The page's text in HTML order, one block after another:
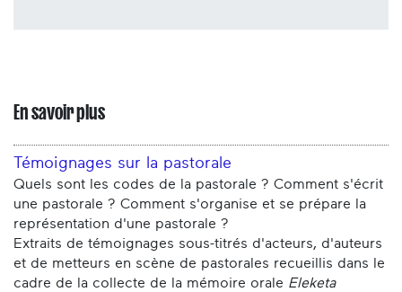
En savoir plus
Témoignages sur la pastorale
Quels sont les codes de la pastorale ? Comment s'écrit
une pastorale ? Comment s'organise et se prépare la
représentation d'une pastorale ?
Extraits de témoignages sous-titrés d'acteurs, d'auteurs
et de metteurs en scène de pastorales recueillis dans le
cadre de la collecte de la mémoire orale Eleketa